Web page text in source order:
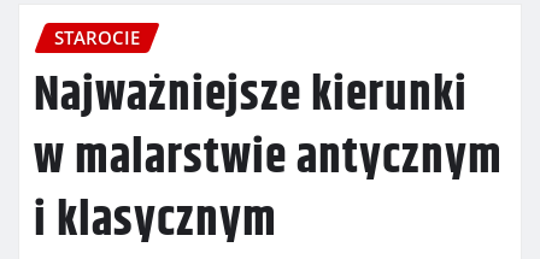
STAROCIE
Najważniejsze kierunki
w malarstwie antycznym
i klasycznym